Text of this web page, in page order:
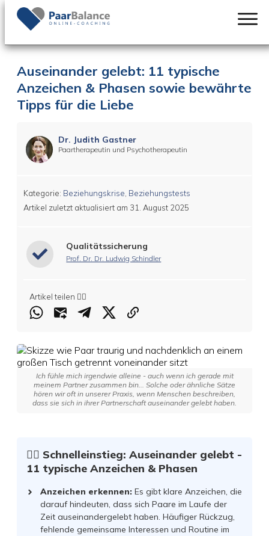
Auseinander gelebt: 11 typische
Anzeichen & Phasen sowie bewährte
Tipps für die Liebe
Dr. Judith Gastner
Paartherapeutin und Psychotherapeutin
Kategorie: Beziehungskrise Beziehungstests
Artikel zuletzt aktualisiert am 31. August 2025
Qualitätssicherung
Prof. Dr. Dr. Ludwig Schindler
Artikel teilen 👇🏻
Ich fühle mich irgendwie alleine - auch wenn ich gerade mit
meinem Partner zusammen bin... Solche oder ähnliche Sätze
hören wir oft in unserer Praxis, wenn Menschen beschreiben,
dass sie sich in ihrer Partnerschaft auseinander gelebt haben.
☝🏻 Schnelleinstieg: Auseinander gelebt -
11 typische Anzeichen & Phasen
Anzeichen erkennen: Es gibt klare Anzeichen, die
darauf hindeuten, dass sich Paare im Laufe der
Zeit auseinandergelebt haben. Häufiger Rückzug,
fehlende gemeinsame Interessen und Routine im